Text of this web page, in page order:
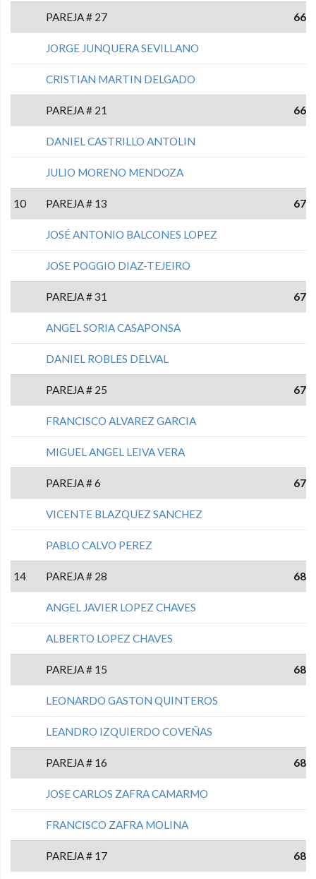
PAREJA # 27 66
JORGE JUNQUERA SEVILLANO
CRISTIAN MARTIN DELGADO
PAREJA # 21 66
DANIEL CASTRILLO ANTOLIN
JULIO MORENO MENDOZA
10 PAREJA # 13 67
JOSÉ ANTONIO BALCONES LOPEZ
JOSE POGGIO DIAZ-TEJEIRO
PAREJA # 31 67
ANGEL SORIA CASAPONSA
DANIEL ROBLES DELVAL
PAREJA # 25 67
FRANCISCO ALVAREZ GARCIA
MIGUEL ANGEL LEIVA VERA
PAREJA # 6 67
VICENTE BLAZQUEZ SANCHEZ
PABLO CALVO PEREZ
14 PAREJA # 28 68
ANGEL JAVIER LOPEZ CHAVES
ALBERTO LOPEZ CHAVES
PAREJA # 15 68
LEONARDO GASTON QUINTEROS
LEANDRO IZQUIERDO COVEÑAS
PAREJA # 16 68
JOSE CARLOS ZAFRA CAMARMO
FRANCISCO ZAFRA MOLINA
PAREJA # 17 68